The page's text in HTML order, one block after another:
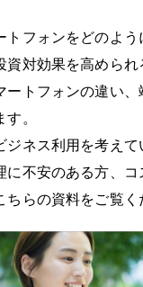
トフォンをどのよ
資対効果を高められ
ートフォンの違い
。
ジネス利用を考え
に不安のある方、コ
らの資料をご覧く